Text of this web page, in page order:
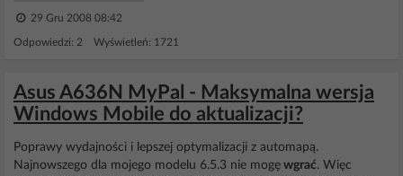
29 Gru 2008 08:42
Odpowiedzi: 2 Wyświetleń: 1721
Asus A636N MyPal - Maksymalna wersja
Windows Mobile do aktualizacji?
Poprawy wydajności i lepszej optymalizacji z automapą.
Najnowszego dla mojego modelu 6.5.3 nie mogę wgrać. Więc